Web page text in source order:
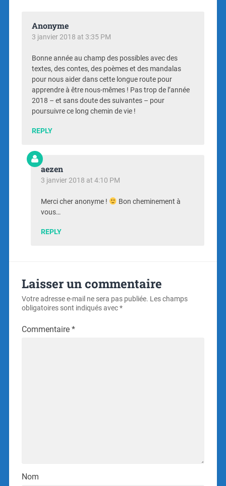
Anonyme
3 janvier 2018 at 3:35 PM
Bonne année au champ des possibles avec des
textes, des contes, des poèmes et des mandalas
pour nous aider dans cette longue route pour
apprendre à être nous-mêmes ! Pas trop de l’année
2018 – et sans doute des suivantes – pour
poursuivre ce long chemin de vie !
REPLY
aezen
3 janvier 2018 at 4:10 PM
Merci cher anonyme !
Bon cheminement à
vous…
REPLY
Laisser un commentaire
Votre adresse e-mail ne sera pas publiée. Les champs
obligatoires sont indiqués avec*
Commentaire *
Nom